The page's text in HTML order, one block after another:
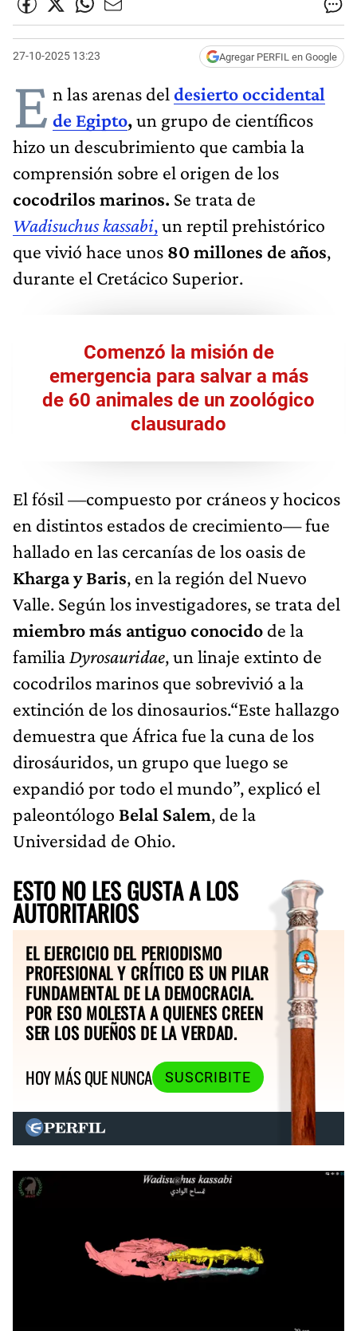
27-10-2025 13:23 Agregar PERFIL en Google
E n las arenas del desierto occidental
de Egipto,un grupo de científicos
hizo un descubrimiento que cambia la
comprensión sobre el origen de los
cocodrilos marinos. Se trata de
Wadisuchus kassabi,un reptil prehistórico
que vivió hace unos 80 millones de años,
durante el Cretácico Superior.
Comenzó la misión de
emergencia para salvar a más
de 60 animales de un zoológico
clausurado
El fósil —compuesto por cráneos y hocicos
en distintos estados de crecimiento— fue
hallado en las cercanías de los oasis de
Kharga y Baris, en la región del Nuevo
Valle. Según los investigadores, se trata del
miembro más antiguo conocido de la
familia Dyrosauridae, un linaje extinto de
cocodrilos marinos que sobrevivió a la
extinción de los dinosaurios.“Este hallazgo
demuestra que África fue la cuna de los
dirosáuridos, un grupo que luego se
expandió por todo el mundo”, explicó el
paleontólogo Belal Salem, de la
Universidad de Ohio.
ESTO NO LES GUSTA A LOS
AUTORITARIOS
EL EJERCICIO DEL PERIODISMO
PROFESIONAL Y CRÍTICO ES UN PILAR
FUNDAMENTAL DE LA DEMOCRACIA.
POR ESO MOLESTA A QUIENES CREEN
SER LOS DUEÑOS DE LA VERDAD.
HOY MÁS QUE NUNCA
SUSCRIBITE